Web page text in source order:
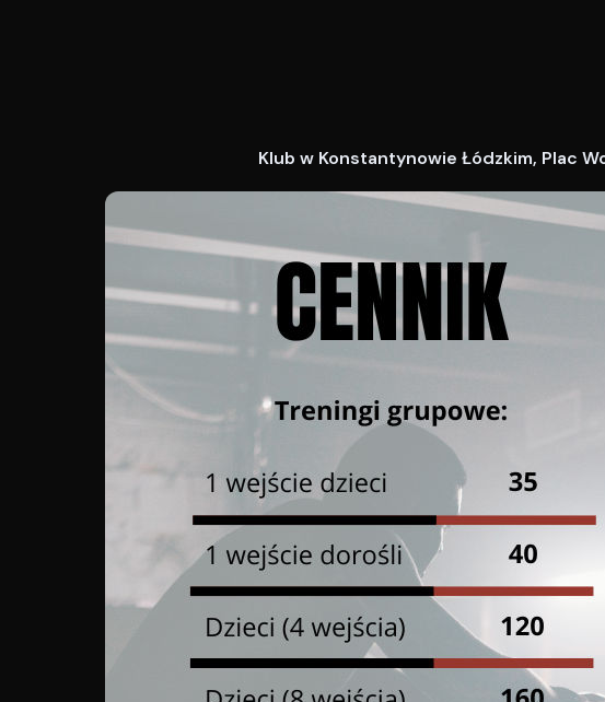
Klub w Konstantynowie Łódzkim, Plac